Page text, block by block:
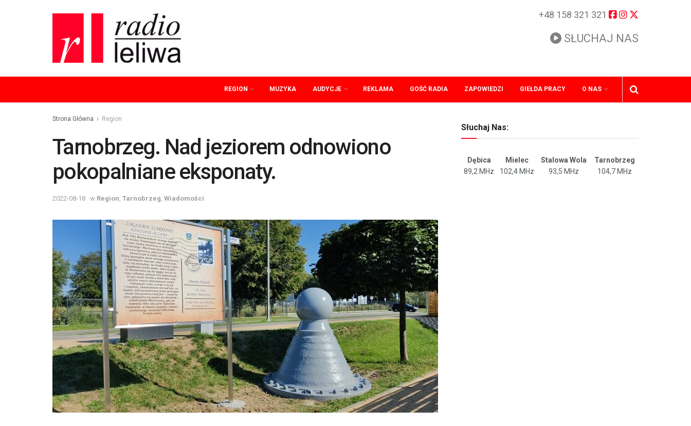
+48 158 321 321
SŁUCHAJ NAS
REGION MUZYKA AUDYCJE REKLAMA GOŚĆ RADIA ZAPOWIEDZI GIEŁDA PRACY O NAS
Strona Główna Region
Tarnobrzeg. Nad jeziorem odnowiono
pokopalniane eksponaty.
2022-08-18 w Region Tarnobrzeg Wiadomości
Słuchaj Nas:
Dębica Mielec Stalowa Wola
Tarnobrzeg
89,2 MHz
102,4 MHz 93,5 MHz 104,7 MHz